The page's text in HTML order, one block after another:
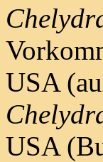
USA
USA